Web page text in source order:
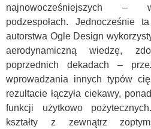
najnowocześniejszych –
podzespołach. Jednocześnie
autorstwa Ogle Design
aerodynamiczną wiedzę,
poprzednich dekadach –
wprowadzania innych typów
rezultacie łączyła ciekawy,
funkcji użytkowo
kształty z zewnątrz